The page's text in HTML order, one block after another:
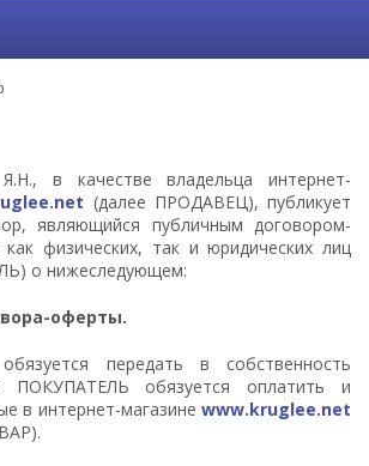
в качестве владельца интернет-
(далее ПРОДАВЕЦ), публикует
являющийся публичным договором-
физических, так и юридических лиц
о нижеследующем:
оферты.
передать в собственность
обязуется оплатить и
в интернет-магазине www.kruglee.net